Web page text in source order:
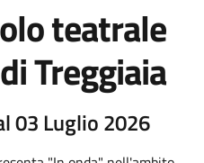
teatrale
Treggiaia
03 Luglio 2026